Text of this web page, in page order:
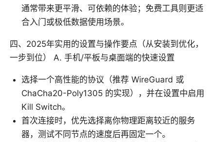
通常带来更平滑、可依赖的体验；免费工具则更适
合入门或极低数据使用场景。
四、2025年实用的设置与操作要点（从安装到优化，
一步到位） A. 手机/平板与桌面端的快速设置
选择一个高性能的协议（推荐 WireGuard 或
ChaCha20-Poly1305 的实现），并在设置中启用
Kill Switch。
首次连接时，优先选择离你物理距离较近的服务
器，测试不同节点的速度后再固定一个。